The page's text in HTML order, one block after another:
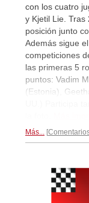
con los cuatro
y Kjetil Lie. Tras
posición junto
Además sigue
competiciones
las primeras 5
puntos: Vadim
(Estonia),
Más...